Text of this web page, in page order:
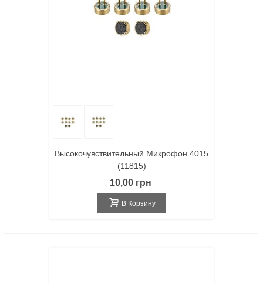
Высокочувствительный Микрофон 4015
(11815)
10,00 грн
В Корзину